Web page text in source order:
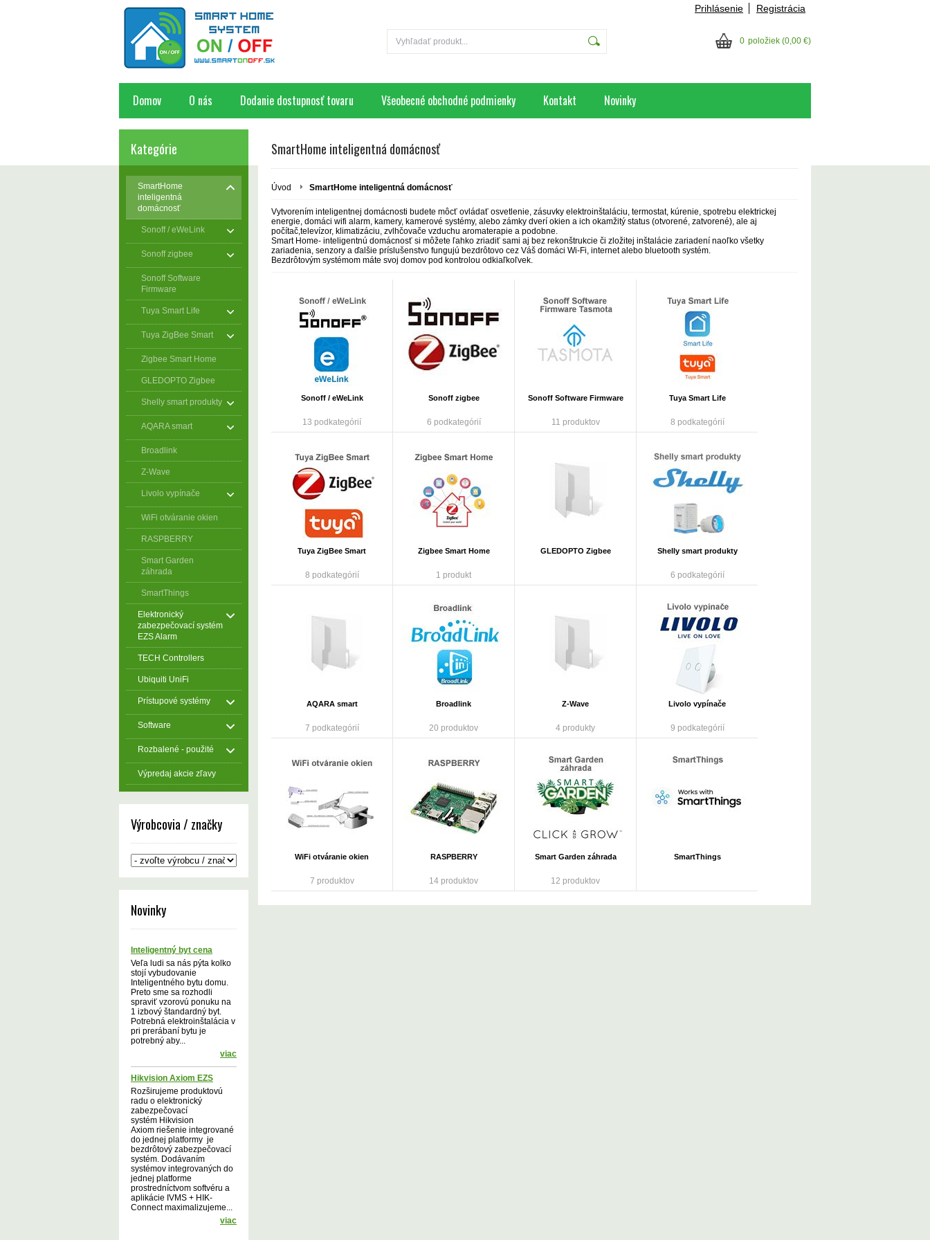
Prihlásenie Registrácia
0 položiek (0,00 €)
Domov O nás Dodanie dostupnosť tovaru Všeobecné obchodné podmienky Kontakt Novinky
Kategórie
SmartHome
inteligentná
domácnosť
Sonoff / eWeLink
Sonoff zigbee
Sonoff Software
Firmware
Tuya Smart Life
Tuya ZigBee Smart
Zigbee Smart Home
GLEDOPTO Zigbee
Shelly smart produkty
AQARA smart
Broadlink
Z-Wave
Livolo vypínače
WiFi otváranie okien
RASPBERRY
Smart Garden
záhrada
SmartThings
Elektronický
zabezpečovací systém
EZS Alarm
TECH Controllers
Ubiquiti UniFi
Prístupové systémy
Software
Rozbalené - použité
Výpredaj akcie zľavy
Výrobcovia / značky
Novinky
Inteligentný byt cena
Veľa ludi sa nás pýta kolko
stojí vybudovanie
Inteligentného bytu domu.
Preto sme sa rozhodli
spraviť vzorovú ponuku na
1 izbový štandardný byt.
Potrebná elektroinštalácia v
pri prerábaní bytu je
potrebný aby...
viac
Hikvision Axiom EZS
Rozširujeme produktovú
radu o elektronický
zabezpečovací
systém Hikvision
Axiom riešenie integrované
do jednej platformy je
bezdrôtový zabezpečovací
systém. Dodávaním
systémov integrovaných do
jednej platforme
prostredníctvom softvéru a
aplikácie IVMS + HIK-
Connect maximalizujeme...
viac
SmartHome inteligentná domácnosť
Úvod SmartHome inteligentná domácnosť
Vytvorením inteligentnej domácnosti budete môcť ovládať osvetlenie, zásuvky elektroinštaláciu, termostat, kúrenie, spotrebu elektrickej
energie, domáci wifi alarm, kamery, kamerové systémy, alebo zámky dverí okien a ich okamžitý status (otvorené, zatvorené), ale aj
počítač,televízor, klimatizáciu, zvlhčovače vzduchu aromaterapie a podobne.
Smart Home- inteligentnú domácnosť si môžete ľahko zriadiť sami aj bez rekonštrukcie či zložitej inštalácie zariadení naoľko všetky
zariadenia, senzory a ďalšie príslušenstvo fungujú bezdrôtovo cez Váš domáci Wi-Fi, internet alebo bluetooth systém.
Bezdrôtovým systémom máte svoj domov pod kontrolou odkiaľkoľvek.
Sonoff / eWeLink
13 podkategórií
Sonoff zigbee
6 podkategórií
Sonoff Software Firmware
11 produktov
Tuya Smart Life
8 podkategórií
Tuya ZigBee Smart
8 podkategórií
Zigbee Smart Home
1 produkt
GLEDOPTO Zigbee Shelly smart produkty
6 podkategórií
AQARA smart
7 podkategórií
Broadlink
20 produktov
Z-Wave
4 produkty
Livolo vypínače
9 podkategórií
WiFi otváranie okien
7 produktov
RASPBERRY
14 produktov
Smart Garden záhrada
12 produktov
SmartThings